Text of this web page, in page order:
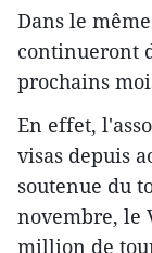
Dans le
continueront
prochains
En effet,
visas depuis
soutenue du
novembre, le
million de